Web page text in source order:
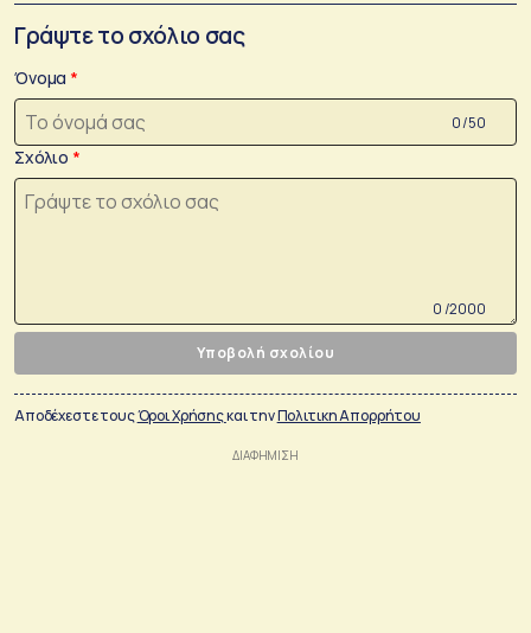
Γράψτε το σχόλιο σας
Όνομα
0 /50
Σχόλιο
0 /2000
Υποβολή σχολίου
Αποδέχεστε τουςΌροι Χρήσηςκαι τηνΠολιτικη Απορρήτου